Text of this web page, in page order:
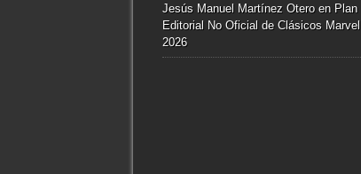
Jesús Manuel Martínez Oteroen Plan
Editorial No Oficial de Clásicos Marvel
2026